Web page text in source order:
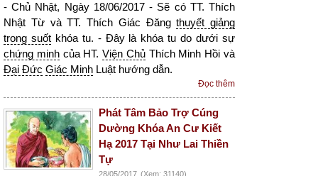
- Chủ Nhật, Ngày 18/06/2017 - Sẽ có TT. Thích
Nhật Từ và TT. Thích Giác Đăngthuyết giảng
trong suốtkhóa tu. - Đây là khóa tu do dưới sự
chứng minhcủa HT.Viện ChủThích Minh Hồi và
Đại Đức Giác Minh Luật hướng dẫn.
Đọc thêm
Phát Tâm Bảo Trợ Cúng
Dường Khóa An Cư Kiết
Hạ 2017 Tại Như Lai Thiền
Tự
28/05/2017 (Xem: 31140)